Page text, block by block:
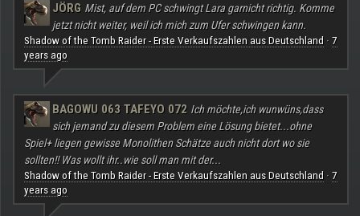
JÖRG Mist, auf dem PC schwingt Lara garnicht richtig. Komme
jetzt nicht weiter, weil ich mich zum Ufer schwingen kann.
Shadow of the Tomb Raider - Erste Verkaufszahlen aus Deutschland · 7
years ago
BAGOWU 063 TAFEYO 072 Ich möchte,ich wunwüns,dass
sich jemand zu diesem Problem eine Lösung bietet...ohne
Spiel+ liegen gewisse Monolithen Schätze auch nicht dort wo sie
sollten!! Was wollt ihr..wie soll man mit der...
Shadow of the Tomb Raider - Erste Verkaufszahlen aus Deutschland · 7
years ago